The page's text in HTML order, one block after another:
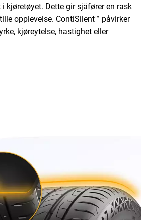
kjøretøyet. Dette gir sjåfører en rask
opplevelse. ContiSilent™ påvirker
kjøreytelse, hastighet eller